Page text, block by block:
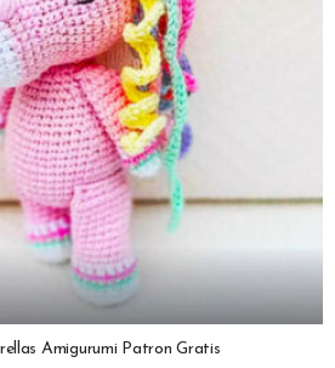
Amigurumi Patron Gratis